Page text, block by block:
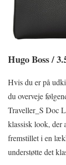
Hugo Boss /
Hvis du er på
du overveje
Traveller_S Doc
klassisk look, der
fremstillet i en
understøtte det